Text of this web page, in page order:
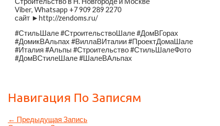
Viber, Whatsapp +7 909 289 2270
сайт ►http://zendoms.ru/
#СтильШале #СтроительствоШале #ДомВГорах
#ДомикВАльпах #ВиллаВИталии #ПроектДомаШале
#Италия #Альпы #Строительство #СтильШалеФото
#ДомВСтилеШале #ШалеВАльпах
Навигация По Записям
← Предыдущая Запись